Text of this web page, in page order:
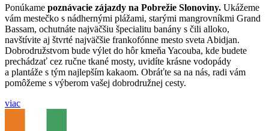
Ponúkame poznávacie zájazdy na Pobrežie Slonoviny. Ukážeme
vám mestečko s nádhernými plážami, starými mangrovníkmi Grand
Bassam, ochutnáte najväčšiu špecialitu banány s čili alloko,
navštívite aj štvrté najväčšie frankofónne mesto sveta Abidjan.
Dobrodružstvom bude výlet do hôr kmeňa Yacouba, kde budete
prechádzať cez ručne tkané mosty, uvidíte krásne vodopády
a plantáže s tým najlepším kakaom. Obráťte sa na nás, radi vám
pomôžeme s výberom vašej dobrodružnej cesty.
viac